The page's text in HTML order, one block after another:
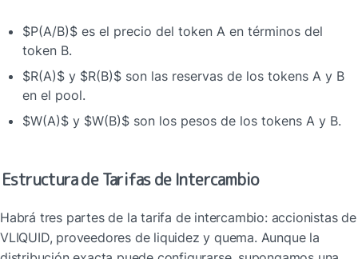
$P(A/B)$ es el precio del token A en términos del
token B.
$R(A)$ y $R(B)$ son las reservas de los tokens A y B
en el pool.
$W(A)$ y $W(B)$ son los pesos de los tokens A y B.
Estructura de Tarifas de Intercambio
Habrá tres partes de la tarifa de intercambio: accionistas de
VLIQUID, proveedores de liquidez y quema. Aunque la